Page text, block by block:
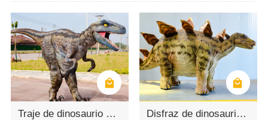
e simulación / personalizado
7) control del motor ojos parp
adean automáticamente USD
3500
e simulación / personalizado
7) control del motor ojos parp
adean automáticamente USD
3500
Traje de dinosaurio Velociraptor de Jurassic Park Disfraz de dinosaurio Triceratops para adultos al aire libre simulado